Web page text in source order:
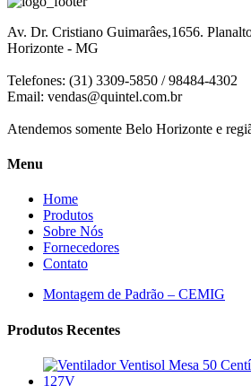
Av. Dr. Cristiano Guimarâes,1656.
Horizonte - MG
Telefones: (31) 3309-5850 / 98484-4302
Email: vendas@quintel.com.br
Atendemos somente Belo Horizonte e
Menu
Home
Produtos
Sobre Nós
Fornecedores
Contato
Montagem de Padrão – CEMIG
Produtos Recentes